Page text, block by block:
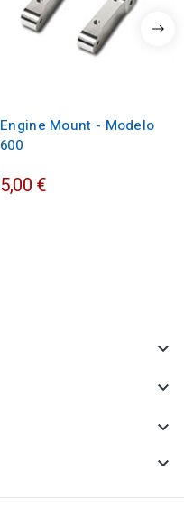
Engine Mount - Modelo
600
5,00 €



